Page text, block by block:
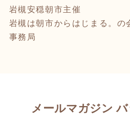
岩槻安穏朝市主催
岩槻は朝市からはじまる。の
事務局
メールマガジン